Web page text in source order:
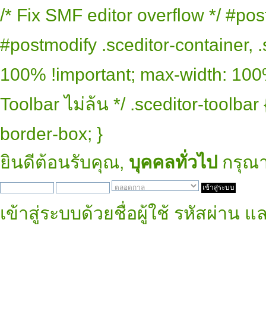
/* Fix SMF editor overflow */
#postmodify .sceditor-container,
100% !important; max-width:
Toolbar ไม่ล้น */ .sceditor-
border-box; }
ยินดีต้อนรับคุณ, บุคคลทั่วไป กรุณ
เข้าสู่ระบบด้วยชื่อผู้ใช้ รหัสผ่าน แ